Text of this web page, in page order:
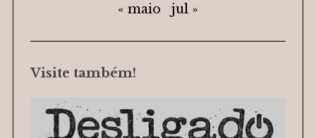
« maio jul »
Visite também!